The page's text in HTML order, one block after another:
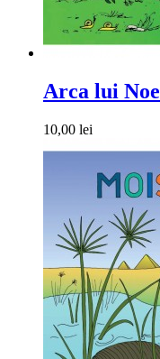
Arca lui Noe
10,00 lei